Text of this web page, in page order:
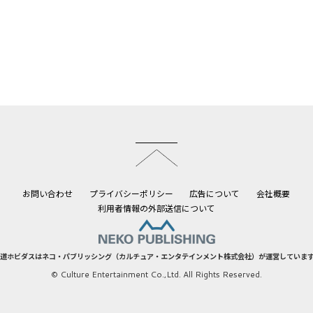
お問い合わせ プライバシーポリシー 広告について
会社概要
利用者情報の外部送信について
ホビダスはネコ・パブリッシング（カルチュア・エンタテインメント株式会社）が運営していま
© Culture Entertainment Co.,Ltd. All Rights Reserved.